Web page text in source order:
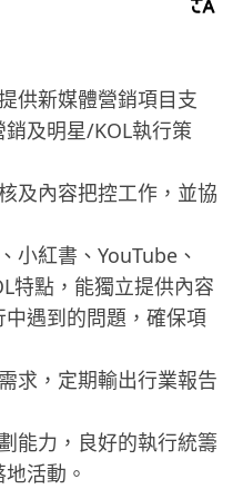
供新媒體營銷項目支
及明星/KOL執行策
及內容把控工作，並協
小紅書、YouTube、
特點，能獨立提供內容
遇到的問題，確保項
求，定期輸出行業報告
能力，良好的執行統籌
活動。